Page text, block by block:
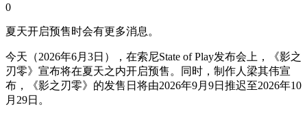
0
夏天开启预售时会有更多消息。
今天（2026年6月3日），在索尼State of Play发布会上，《影之
刃零》宣布将在夏天之内开启预售。同时，制作人梁其伟宣
布，《影之刃零》的发售日将由2026年9月9日推迟至2026年10
月29日。